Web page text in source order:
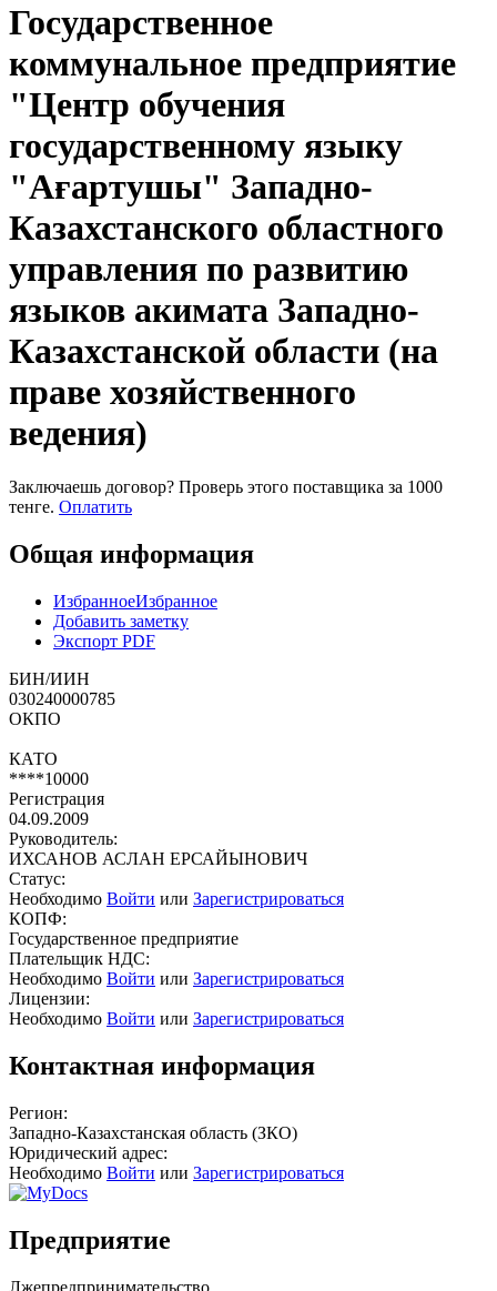
Государственное
коммунальное предприятие
"Центр обучения
государственному языку
"Ағартушы" Западно-
Казахстанского областного
управления по развитию
языков акимата Западно-
Казахстанской области (на
праве хозяйственного
ведения)
Заключаешь договор? Проверь этого поставщика за 1000
тенге. Оплатить
Общая информация
ИзбранноеИзбранное
Добавить заметку
Экспорт PDF
БИН/ИИН
030240000785
ОКПО
КАТО
****10000
Регистрация
04.09.2009
Руководитель:
ИХСАНОВ АСЛАН ЕРСАЙЫНОВИЧ
Статус:
Необходимо Войти или Зарегистрироваться
КОПФ:
Государственное предприятие
Плательщик НДС:
Необходимо Войти или Зарегистрироваться
Лицензии:
Необходимо Войти или Зарегистрироваться
Контактная информация
Регион:
Западно-Казахстанская область (ЗКО)
Юридический адрес:
Необходимо Войти или Зарегистрироваться
Предприятие
Лжепредпринимательство